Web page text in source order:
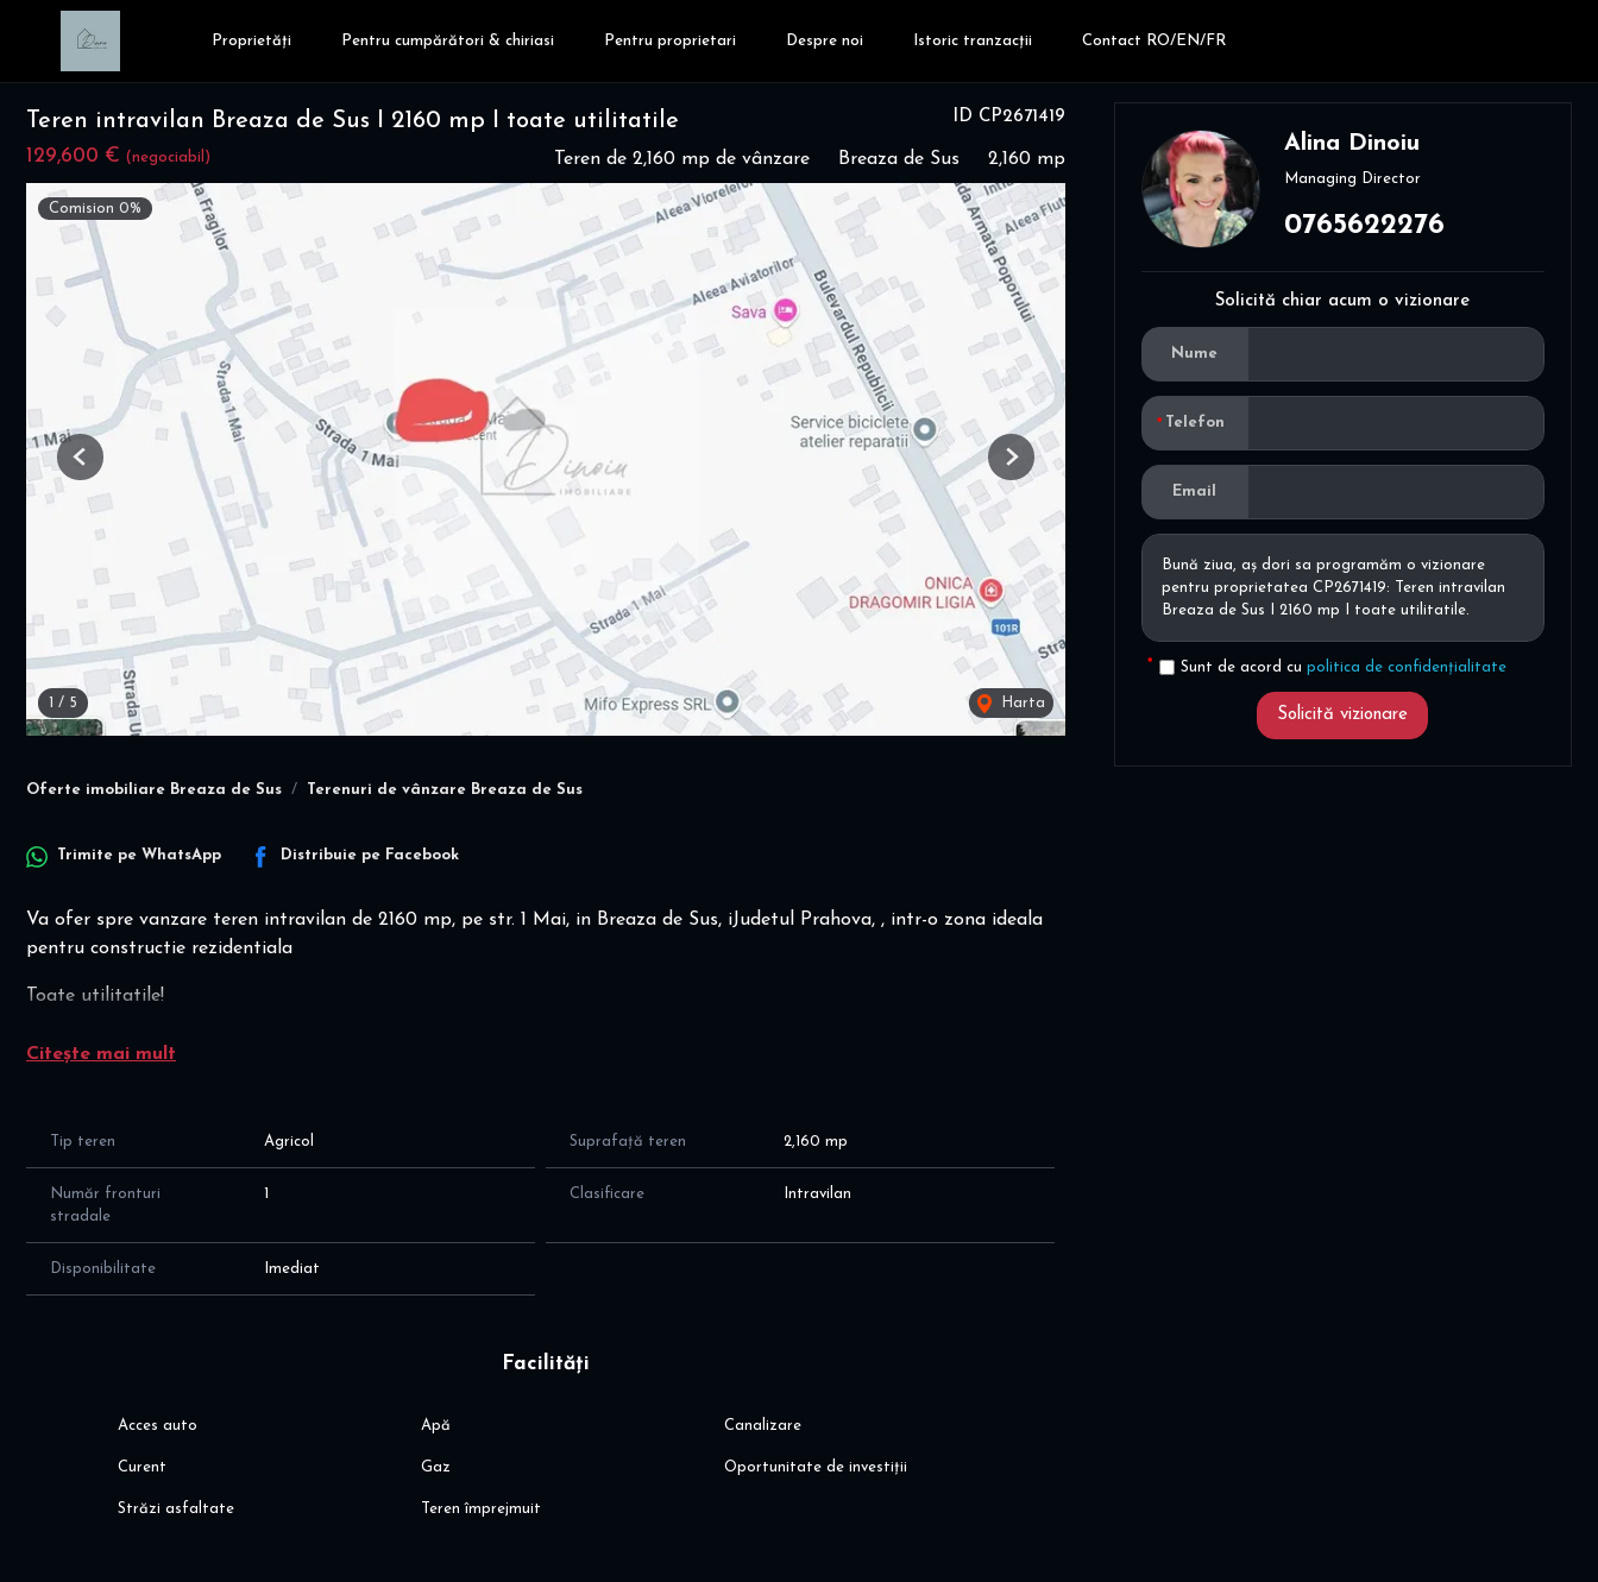
Proprietăți Pentru cumpărători & chiriasi Pentru proprietari Despre noi Istoric tranzacții Contact RO/EN/FR
ID CP2671419
Teren intravilan Breaza de Sus I 2160 mp I toate utilitatile
129,600 € (negociabil) Teren de 2,160 mp de vânzare Breaza de Sus 2,160 mp
Comision 0%
1 / 5 Harta
Previous Next
Oferte imobiliare Breaza de Sus Terenuri de vânzare Breaza de Sus
Trimite pe WhatsApp Distribuie pe Facebook
Va ofer spre vanzare teren intravilan de 2160 mp, pe str. 1 Mai, in Breaza de Sus, iJudetul Prahova, , intr-o zona ideala
pentru constructie rezidentiala
Toate utilitatile!
Va stau la dispozitie pentru orice alte informatii! Va invit sa programati o vizionare!
Citește mai mult
Tip teren Agricol Suprafață teren 2,160 mp
Număr fronturi
stradale
1 Clasificare Intravilan
Disponibilitate Imediat
Facilități
Acces auto Apă Canalizare
Curent Gaz Oportunitate de investiții
Străzi asfaltate Teren împrejmuit
Alina Dinoiu
Managing Director
0765622276
Solicită chiar acum o vizionare
Nume
Telefon
Email
Sunt de acord cu politica de confidențialitate
Solicită vizionare